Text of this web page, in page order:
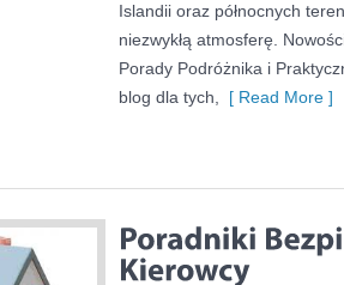
Islandii oraz północnych
niezwykłą atmosferę.
Porady Podróżnika i
blog dla tych,
[ Read More ]